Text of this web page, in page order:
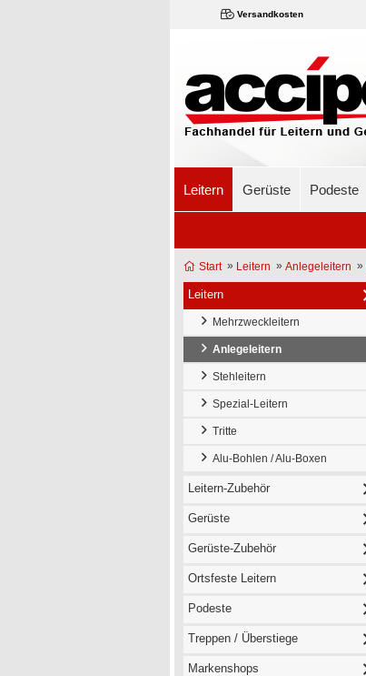
Versandkosten
Leitern Gerüste Podeste
Start» Leitern » Anlegeleitern »
Leitern
Mehrzweckleitern
Anlegeleitern
Stehleitern
Spezial-Leitern
Tritte
Alu-Bohlen / Alu-Boxen
Leitern-Zubehör
Gerüste
Gerüste-Zubehör
Ortsfeste Leitern
Podeste
Treppen / Überstiege
Markenshops